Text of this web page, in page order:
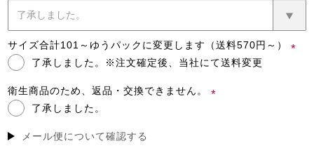
(必
須)
サイズ合計101～ゆうパックに変更します（送料570円～）
了承しました。※注文確定後、当社にて送料変更
衛生商品のため、返品・交換できません。
了承しました。
メール便について確認する